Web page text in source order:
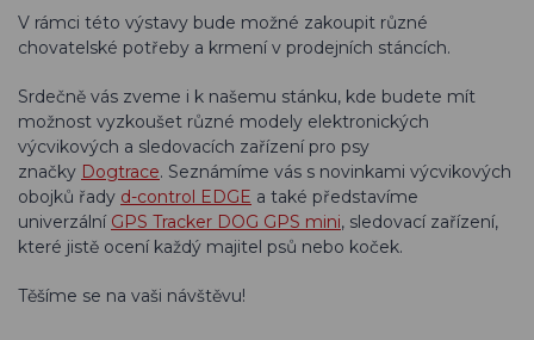
V rámci této výstavy bude možné zakoupit různé
chovatelské potřeby a krmení v prodejních stáncích.
Srdečně vás zveme i k našemu stánku, kde budete mít
možnost vyzkoušet různé modely elektronických
výcvikových a sledovacích zařízení pro psy
značky Dogtrace. Seznámíme vás s novinkami výcvikových
obojků řady d-control EDGE a také představíme
univerzální GPS Tracker DOG GPS mini, sledovací zařízení,
které jistě ocení každý majitel psů nebo koček.
Těšíme se na vaši návštěvu!